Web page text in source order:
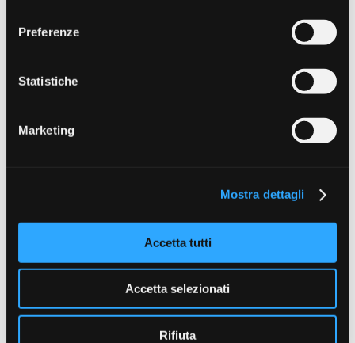
Preferenze
Statistiche
Marketing
Mostra dettagli
Accetta tutti
Accetta selezionati
Rifiuta
Piano di ispezione mensile
delle colonne montanti
Data di creazione
Ultimo aggiornamento
CATEGORIE & TAG